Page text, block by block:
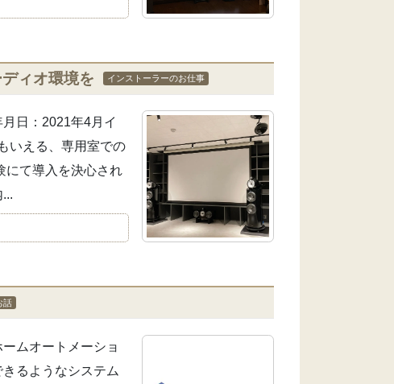
ィオ環境を インストーラーのお仕事
日：2021年4月イ
いえる、専用室での
にて導入を決心され
話
ムオートメーショ
るようなシステム